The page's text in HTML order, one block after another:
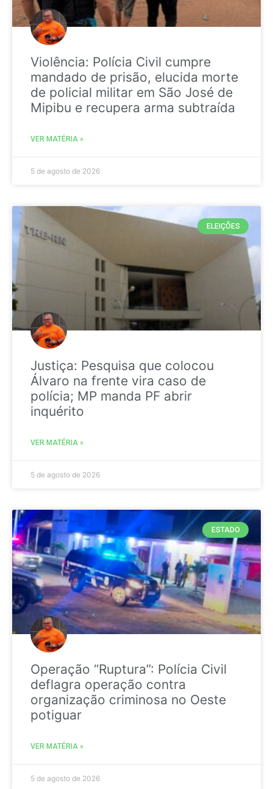
Violência: Polícia Civil cumpre
mandado de prisão, elucida morte
de policial militar em São José de
Mipibu e recupera arma subtraída
VER MATÉRIA »
5 de agosto de 2026
ELEIÇÕES
Justiça: Pesquisa que colocou
Álvaro na frente vira caso de
polícia; MP manda PF abrir
inquérito
VER MATÉRIA »
5 de agosto de 2026
ESTADO
Operação “Ruptura”: Polícia Civil
deflagra operação contra
organização criminosa no Oeste
potiguar
VER MATÉRIA »
5 de agosto de 2026